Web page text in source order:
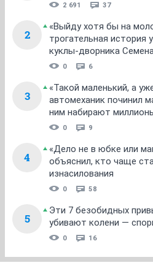
2 691 37
2
«Выйду хотя бы на
трогательная история
куклы-дворника
0 6
3
«Такой маленький, а
автомеханик починил
ним набирают
0 9
4
«Дело не в юбке или
объяснил, кто чаще
изнасилования
0 58
5
Эти 7 безобидных
убивают колени —
0 16